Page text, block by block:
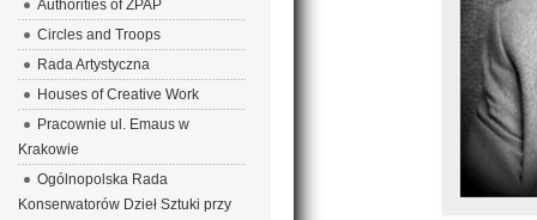
Authorities of ZPAP
Circles and Troops
Rada Artystyczna
Houses of Creative Work
Pracownie ul. Emaus w
Krakowie
Ogólnopolska Rada
Konserwatorów Dzieł Sztuki przy